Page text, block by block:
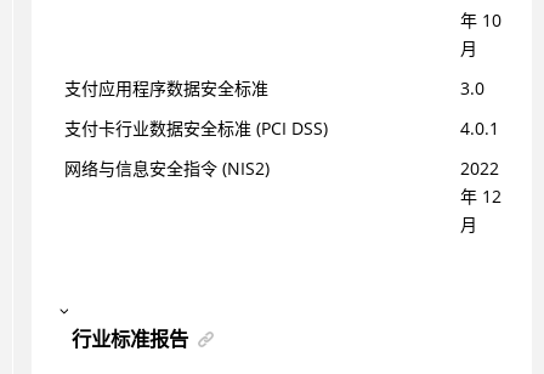
年 10
月
支付应用程序数据安全标准
3.0
支付卡行业数据安全标准 (PCI DSS)
4.0.1
网络与信息安全指令 (NIS2)
2022
年 12
月
行业标准报告